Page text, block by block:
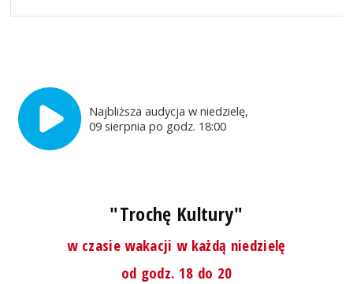
Najbliższa audycja w niedzielę,
09 sierpnia po godz. 18:00
"Trochę Kultury"
w czasie wakacji w każdą niedzielę
od godz. 18 do 20